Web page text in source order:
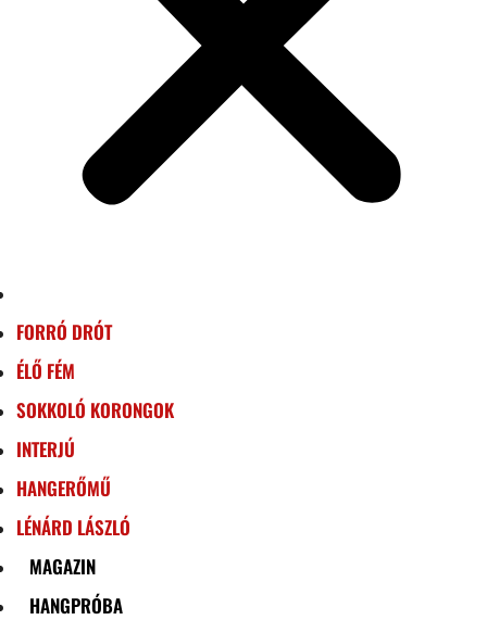
FORRÓ DRÓT
ÉLŐ FÉM
SOKKOLÓ KORONGOK
INTERJÚ
HANGERŐMŰ
LÉNÁRD LÁSZLÓ
MAGAZIN
HANGPRÓBA